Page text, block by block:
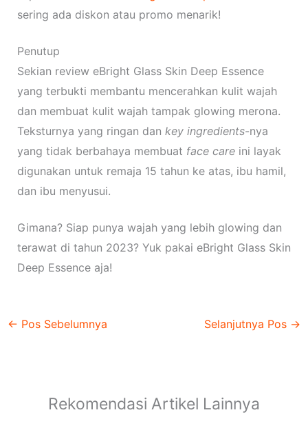
sering ada diskon atau promo menarik!
Penutup
Sekian review eBright Glass Skin Deep Essence
yang terbukti membantu mencerahkan kulit wajah
dan membuat kulit wajah tampak glowing merona.
Teksturnya yang ringan dan key ingredients-nya
yang tidak berbahaya membuat face careini layak
digunakan untuk remaja 15 tahun ke atas, ibu hamil,
dan ibu menyusui.
Gimana? Siap punya wajah yang lebih glowing dan
terawat di tahun 2023? Yuk pakai eBright Glass Skin
Deep Essence aja!
← Pos Sebelumnya Selanjutnya Pos →
Rekomendasi Artikel Lainnya